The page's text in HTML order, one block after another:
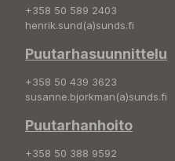
+358 50 589 2403
henrik.sund(a)sunds.fi
Puutarhasuunnittelu
+358 50 439 3623
susanne.bjorkman(a)sunds.fi
Puutarhanhoito
+358 50 388 9592